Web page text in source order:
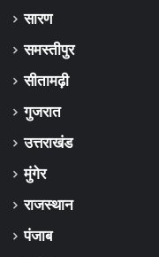
सारण
समस्तीपुर
सीतामढ़ी
गुजरात
उत्तराखंड
मुंगेर
राजस्थान
पंजाब